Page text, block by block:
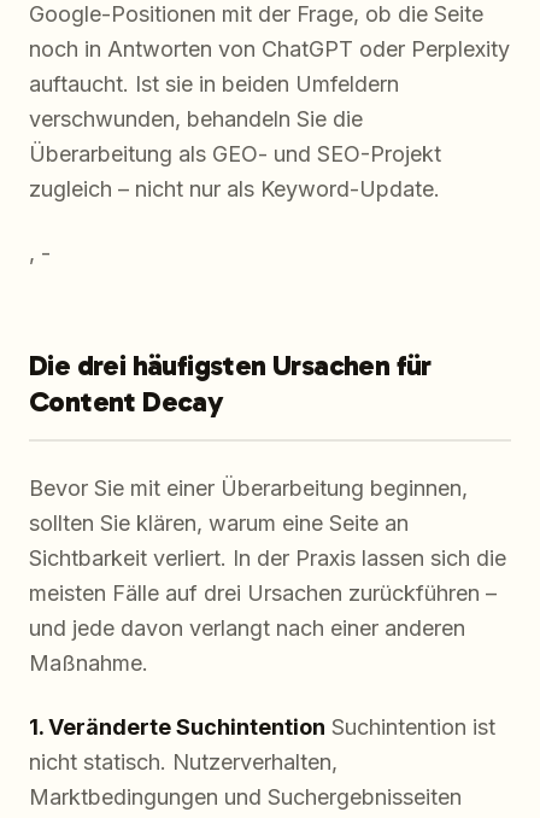
Google-Positionen mit der Frage, ob die Seite
noch in Antworten von ChatGPT oder Perplexity
auftaucht. Ist sie in beiden Umfeldern
verschwunden, behandeln Sie die
Überarbeitung als GEO- und SEO-Projekt
zugleich – nicht nur als Keyword-Update.
, -
Die drei häufigsten Ursachen für
Content Decay
Bevor Sie mit einer Überarbeitung beginnen,
sollten Sie klären, warum eine Seite an
Sichtbarkeit verliert. In der Praxis lassen sich die
meisten Fälle auf drei Ursachen zurückführen –
und jede davon verlangt nach einer anderen
Maßnahme.
1. Veränderte Suchintention Suchintention ist
nicht statisch. Nutzerverhalten,
Marktbedingungen und Suchergebnisseiten